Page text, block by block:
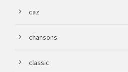
caz
chansons
classic